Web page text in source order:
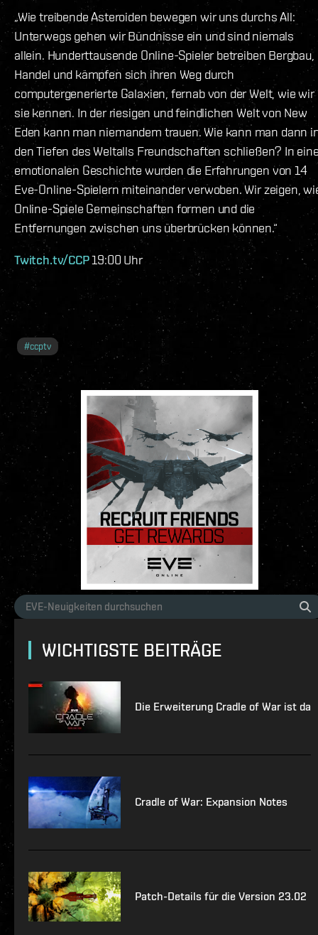
„Wie treibende Asteroiden bewegen wir uns durchs All:
Unterwegs gehen wir Bündnisse ein und sind niemals
allein. Hunderttausende Online-Spieler betreiben Bergbau,
Handel und kämpfen sich ihren Weg durch
computergenerierte Galaxien, fernab von der Welt, wie wir
sie kennen. In der riesigen und feindlichen Welt von New
Eden kann man niemandem trauen. Wie kann man dann
den Tiefen des Weltalls Freundschaften schließen? In
emotionalen Geschichte wurden die Erfahrungen von 14
Eve-Online-Spielern miteinander verwoben. Wir zeigen,
Online-Spiele Gemeinschaften formen und die
Entfernungen zwischen uns überbrücken können.“
Twitch.tv/CCP19:00 Uhr
#ccptv
WICHTIGSTE BEITRÄGE
Die Erweiterung Cradle of War ist da
Cradle of War: Expansion Notes
Patch-Details für die Version 23.02